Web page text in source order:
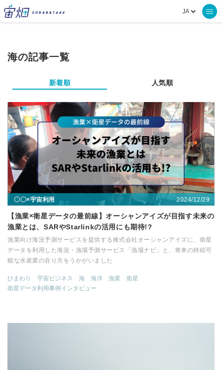
海の記事一覧
新着順 人気順
〇〇×宇宙利用 2024/12/29
【漁業×衛星データの最前線】オーシャンアイズが目指す未来の
漁業とは、SARやStarlinkの活用にも期待!?
漁業向け海況予測サービスを提供する株式会社オーシャンアイズに、衛星
データを利用した海況・漁場予測サービス「漁場ナビ」と、将来の持続可
能な水産業の在り方をうかがいました
ひまわり 宇宙ビジネス 海 海洋 漁業
衛星
衛星データ利用事例インタビュー